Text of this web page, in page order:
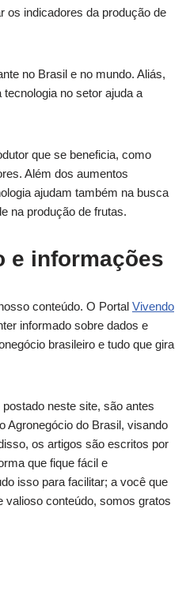
os indicadores da produção de
no Brasil e no mundo. Aliás,
no setor ajuda a
que se beneficia, como
Além dos aumentos
ajudam também na busca
na produção de frutas.
e informações
conteúdo. O Portal Vivendo
informado sobre dados e
brasileiro e tudo que gira
neste site, são antes
Agronegócio do Brasil, visando
os artigos são escritos por
que fique fácil e
isso para facilitar; a você que
valioso conteúdo, somos gratos